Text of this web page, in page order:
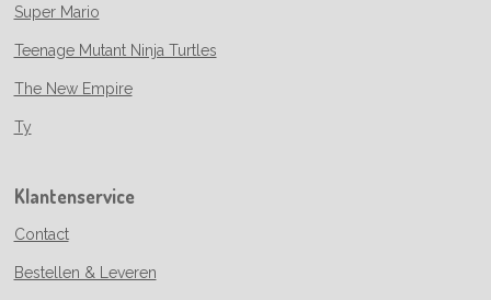
Super Mario
Teenage Mutant Ninja Turtles
The New Empire
Ty
Klantenservice
Contact
Bestellen & Leveren